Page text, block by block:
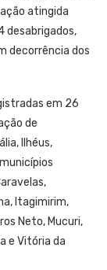
atingida
desabrigados,
decorrência dos
em 26
de
Ilhéus,
Itagimirim,
Neto, Mucuri,
e Vitória da